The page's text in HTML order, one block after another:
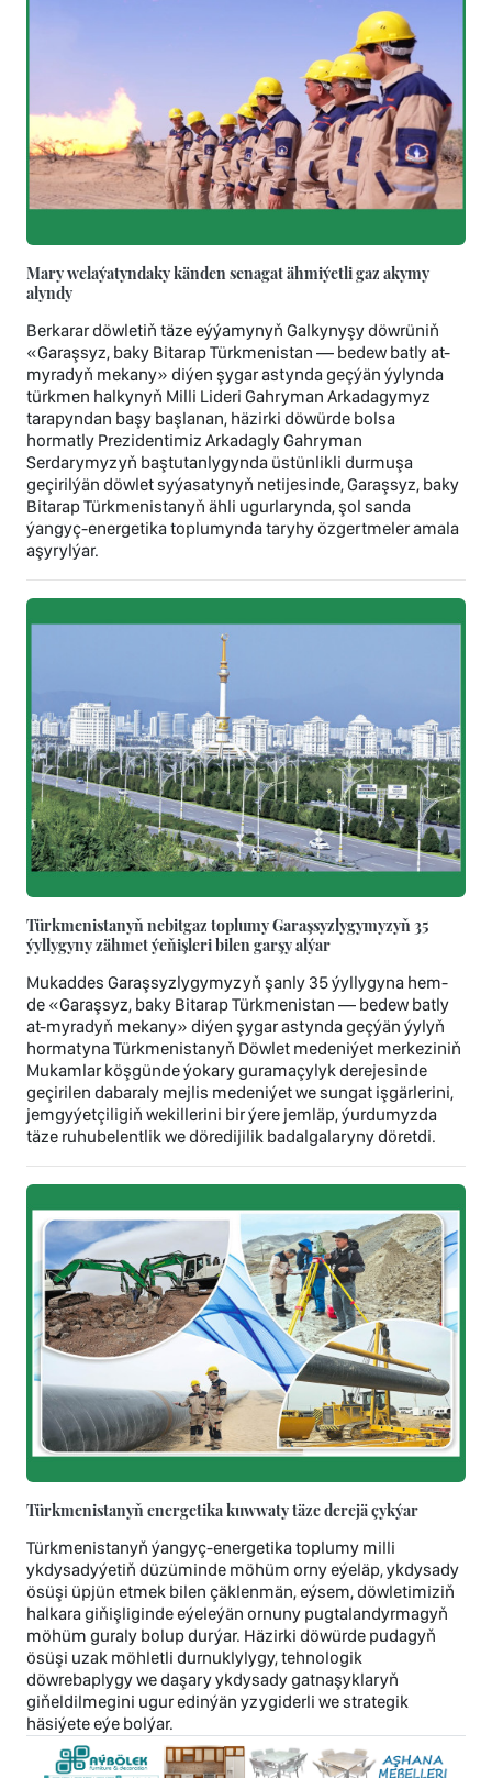
Mary welaýatyndaky känden senagat ähmiýetli gaz akymy
alyndy
Berkarar döwletiň täze eýýamynyň Galkynyşy döwrüniň
«Garaşsyz, baky Bitarap Türkmenistan — bedew batly at-
myradyň mekany» diýen şygar astynda geçýän ýylynda
türkmen halkynyň Milli Lideri Gahryman Arkadagymyz
tarapyndan başy başlanan, häzirki döwürde bolsa
hormatly Prezidentimiz Arkadagly Gahryman
Serdarymyzyň baştutanlygynda üstünlikli durmuşa
geçirilýän döwlet syýasatynyň netijesinde, Garaşsyz, baky
Bitarap Türkmenistanyň ähli ugurlarynda, şol sanda
ýangyç-energetika toplumynda taryhy özgertmeler amala
aşyrylýar.
Türkmenistanyň nebitgaz toplumy Garaşsyzlygymyzyň 35
ýyllygyny zähmet ýeňişleri bilen garşy alýar
Mukaddes Garaşsyzlygymyzyň şanly 35 ýyllygyna hem-
de «Garaşsyz, baky Bitarap Türkmenistan — bedew batly
at-myradyň mekany» diýen şygar astynda geçýän ýylyň
hormatyna Türkmenistanyň Döwlet medeniýet merkeziniň
Mukamlar köşgünde ýokary guramaçylyk derejesinde
geçirilen dabaraly mejlis medeniýet we sungat işgärlerini,
jemgyýetçiligiň wekillerini bir ýere jemläp, ýurdumyzda
täze ruhubelentlik we döredijilik badalgalaryny döretdi.
Türkmenistanyň energetika kuwwaty täze derejä çykýar
Türkmenistanyň ýangyç-energetika toplumy milli
ykdysadyýetiň düzüminde möhüm orny eýeläp, ykdysady
ösüşi üpjün etmek bilen çäklenmän, eýsem, döwletimiziň
halkara giňişliginde eýeleýän ornuny pugtalandyrmagyň
möhüm guraly bolup durýar. Häzirki döwürde pudagyň
ösüşi uzak möhletli durnuklylygy, tehnologik
döwrebaplygy we daşary ykdysady gatnaşyklaryň
giňeldilmegini ugur edinýän yzygiderli we strategik
häsiýete eýe bolýar.